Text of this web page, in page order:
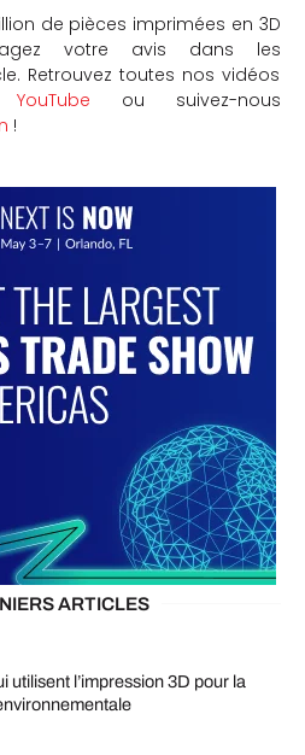
de pièces imprimées en 3D
votre avis dans les
Retrouvez toutes nos vidéos
YouTube ou suivez-nous
!
ARTICLES
utilisent l’impression 3D pour la